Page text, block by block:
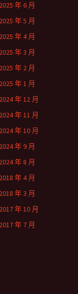
2025 年 6 月
2025 年 5 月
2025 年 4 月
2025 年 3 月
2025 年 2 月
2025 年 1 月
2024 年 12 月
2024 年 11 月
2024 年 10 月
2024 年 9 月
2024 年 8 月
2018 年 4 月
2018 年 3 月
2017 年 10 月
2017 年 7 月